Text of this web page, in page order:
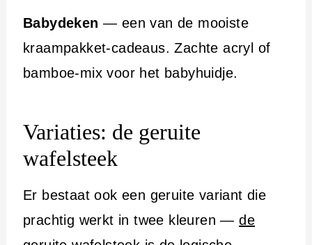
Babydeken — een van de mooiste
kraampakket-cadeaus. Zachte acryl of
bamboe-mix voor het babyhuidje.
Variaties: de geruite
wafelsteek
Er bestaat ook een geruite variant die
prachtig werkt in twee kleuren —de